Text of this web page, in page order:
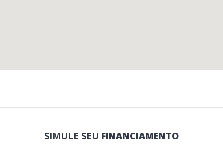
SIMULE SEU FINANCIAMENTO